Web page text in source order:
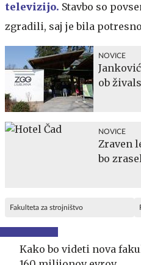
televizijo. Stavbo so
zgradili, saj je bila
NOVICE
ob
NOVICE
Zraven
bo
Fakulteta za strojništvo
Kako bo videti nova